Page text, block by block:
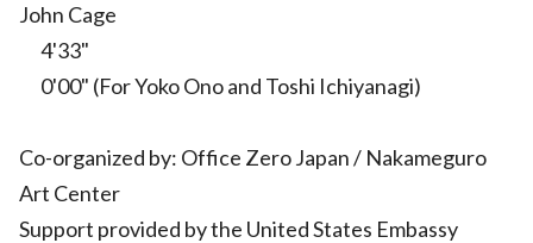
John Cage
4'33"
0'00" (For Yoko Ono and Toshi Ichiyanagi)
Co-organized by: Office Zero Japan / Nakameguro
Art Center
Support provided by the United States Embassy